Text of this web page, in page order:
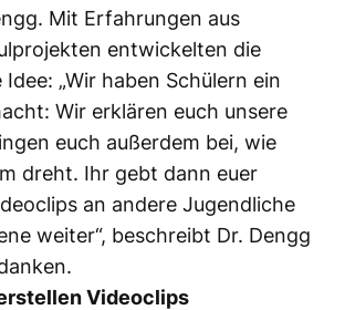
Mit Erfahrungen aus
entwickelten die
„Wir haben Schülern ein
Wir erklären euch unsere
euch außerdem bei, wie
dreht. Ihr gebt dann euer
an andere Jugendliche
weiter“, beschreibt Dr. Dengg
Videoclips